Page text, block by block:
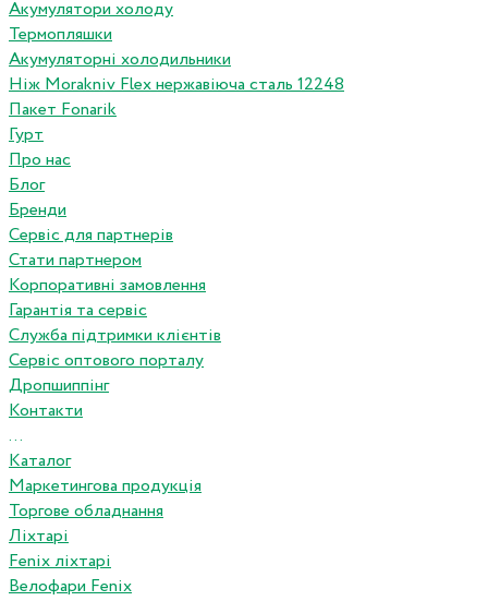
Акумулятори холоду
Термопляшки
Акумуляторні холодильники
Ніж Morakniv Flex нержавіюча сталь 12248
Пакет Fonarik
Гурт
Про нас
Блог
Бренди
Сервіс для партнерів
Стати партнером
Корпоративні замовлення
Гарантія та сервіс
Служба підтримки клієнтів
Сервіс оптового порталу
Дропшиппінг
Контакти
...
Каталог
Маркетингова продукція
Торгове обладнання
Ліхтарі
Fenix ліхтарі
Велофари Fenix